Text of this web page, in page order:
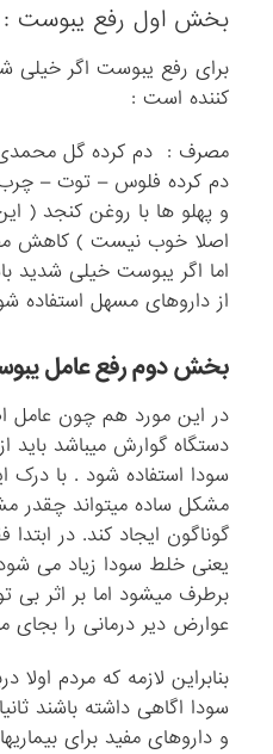
بخش اول رفع یبوست :
برای رفع یبوست اگر خیلی
کننده است :
مصرف : دم کرده گل محمدی
دم کرده فلوس – توت –
و پهلو ها با روغن کنجد (
اصلا خوب نیست ) کاهش
اما اگر یبوست خیلی شدید
از داروهای مسهل استفاده
بخش دوم رفع عامل
در این مورد هم چون عامل
دستگاه گوارش میباشد باید
سودا استفاده شود . با
مشکل ساده میتواند چقدر
گوناگون ایجاد کند. در
یعنی خلط سودا زیاد می
برطرف میشود اما بر اثر بی
عوارض دیر درمانی را بجای
بنابراین لازمه که مردم
سودا اگاهی داشته باشند
و داروهای مفید برای